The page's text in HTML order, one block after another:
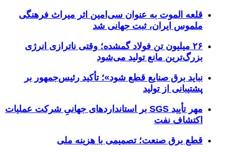
قلعه الموت به عنوان سی‌امین اثر میراث‌ فرهنگی
ملموس ایران، ثبت جهانی شد
۲۶ میلیون تن فولاد گمشده؛ وقتی ناترازی انرژی
بزرگ‌ترین مانع تولید می‌شود
نباید برق صنایع قطع شود»؛ تأکید رئیس‌جمهور بر
پشتیبانی از تولید
مهر تأیید SGS بر استانداردهای جهانیِ شرکت عملیات
اکتشاف نفت
قطع برق صنعت؛ تصمیمی با هزینه ملی